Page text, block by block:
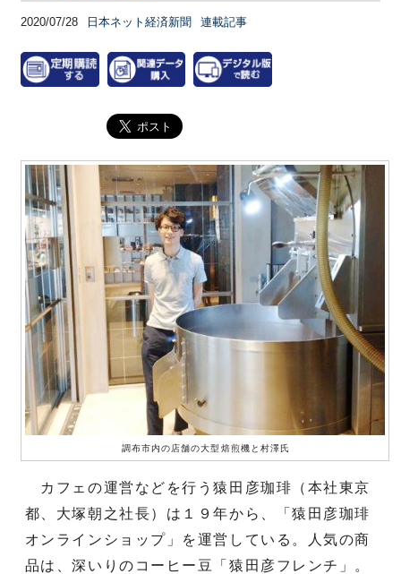
2020/07/28 日本ネット経済新聞 連載記事
調布市内の店舗の大型焙煎機と村澤氏
カフェの運営などを行う猿田彦珈琲（本社東京
都、大塚朝之社長）は１９年から、「猿田彦珈琲
オンラインショップ」を運営している。人気の商
品は、深いりのコーヒー豆「猿田彦フレンチ」。